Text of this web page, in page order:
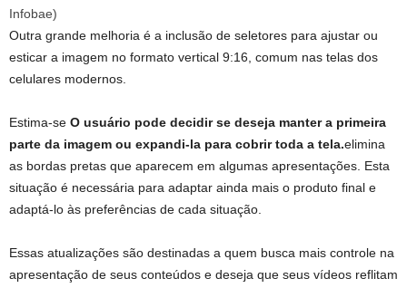
Infobae)
Outra grande melhoria é a inclusão de seletores para ajustar ou
esticar a imagem no formato vertical 9:16, comum nas telas dos
celulares modernos.
Estima-se O usuário pode decidir se deseja manter a primeira
parte da imagem ou expandi-la para cobrir toda a tela.elimina
as bordas pretas que aparecem em algumas apresentações. Esta
situação é necessária para adaptar ainda mais o produto final e
adaptá-lo às preferências de cada situação.
Essas atualizações são destinadas a quem busca mais controle na
apresentação de seus conteúdos e deseja que seus vídeos reflitam